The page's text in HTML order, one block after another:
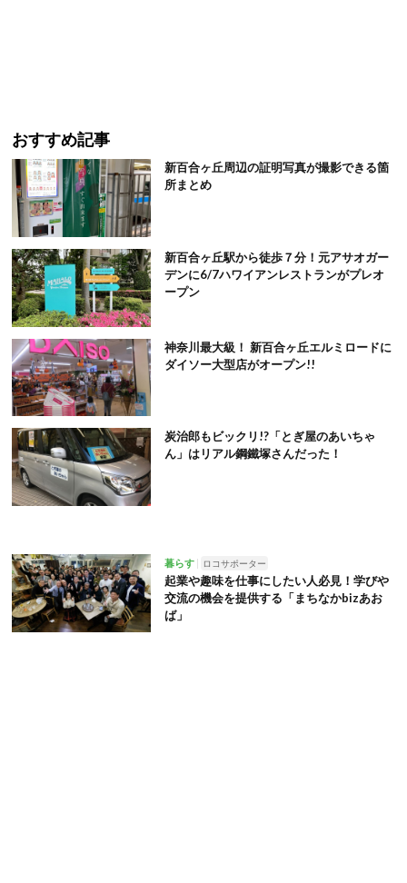
おすすめ記事
新百合ヶ丘周辺の証明写真が撮影できる箇
所まとめ
新百合ヶ丘駅から徒歩７分！元アサオガー
デンに6/7ハワイアンレストランがプレオ
ープン
神奈川最大級！ 新百合ヶ丘エルミロードに
ダイソー大型店がオープン!!
炭治郎もビックリ!?「とぎ屋のあいちゃ
ん」はリアル鋼鐵塚さんだった！
暮らす ロコサポーター
起業や趣味を仕事にしたい人必見！学びや
交流の機会を提供する「まちなかbizあお
ば」